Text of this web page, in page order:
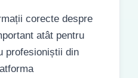
corecte despre
atât pentru
profesioniștii din